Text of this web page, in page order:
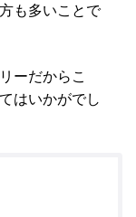
も多いことで
ーだからこ
はいかがでし